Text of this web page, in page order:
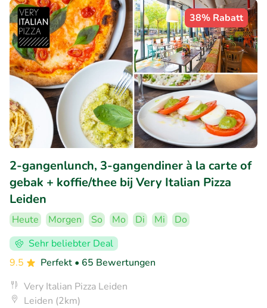
38% Rabatt
2-gangenlunch, 3-gangendiner à la carte of
gebak + koffie/thee bij Very Italian Pizza
Leiden
Heute Morgen So Mo Di Mi
Do
Sehr beliebter Deal
9.5
Perfekt • 65 Bewertungen
Very Italian Pizza Leiden
Leiden (2km)